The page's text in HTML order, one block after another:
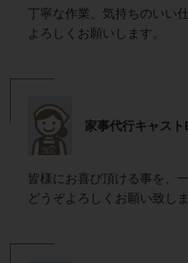
丁寧な作業、気持ちのいい
よろしくお願いします。
家事代行キャス
皆様にお喜び頂ける事を、
どうぞよろしくお願い致しま